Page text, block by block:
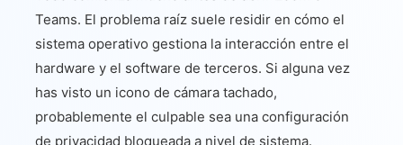
Teams. El problema raíz suele residir en cómo el
sistema operativo gestiona la interacción entre el
hardware y el software de terceros. Si alguna vez
has visto un icono de cámara tachado,
probablemente el culpable sea una configuración
de privacidad bloqueada a nivel de sistema.